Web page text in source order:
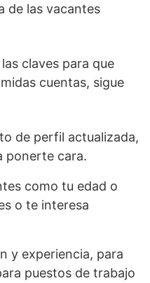
de las vacantes
claves para que
cuentas, sigue
de perfil actualizada,
ponerte cara.
como tu edad o
o te interesa
y experiencia, para
puestos de trabajo